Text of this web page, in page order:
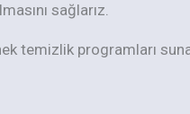
sağlarız.
temizlik programları